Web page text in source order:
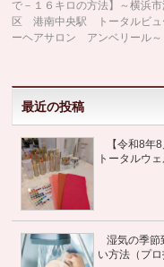
で－１６キロの方法】～横浜市
区 港南中央駅 トータルビュ
ーヘアサロン アンベリール～
最近の投稿
【令和8年
トータルウ
湿気の季節
い方法（プロ